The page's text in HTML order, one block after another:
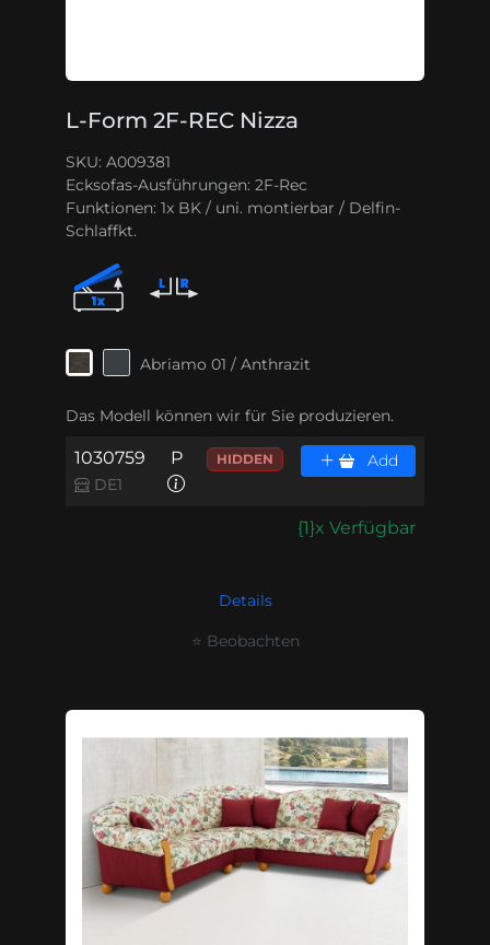
L-Form 2F-REC Nizza
SKU: A009381
Ecksofas-Ausführungen: 2F-Rec
Funktionen: 1x BK / uni. montierbar / Delfin-
Schlaffkt.
Abriamo 01 / Anthrazit
Das Modell können wir für Sie produzieren.
1030759
DE1
P HIDDEN Add
{1}x Verfügbar
Details
⭐ Beobachten